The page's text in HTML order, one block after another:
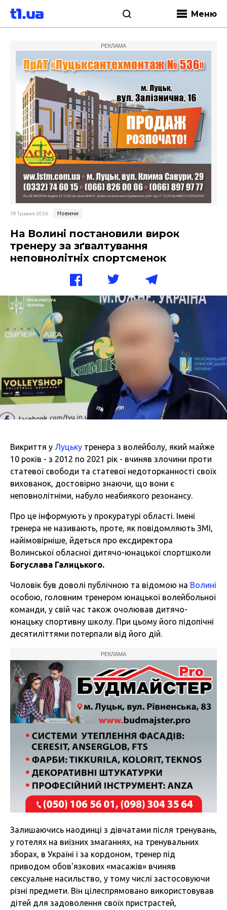
Меню
РЕКЛАМА
19 Травня 2026 Новини
На Волині постановили вирок
тренеру за зґвалтування
неповнолітніх спортсменок
Викриття у Луцьку тренера з волейболу, який майже
10 років - з 2012 по 2021 рік - вчиняв злочини проти
статевої свободи та статевої недоторканності своїх
вихованок, достовірно знаючи, що вони є
неповнолітніми, набуло неабиякого резонансу.
Про це інформують у прокуратурі області. Імені
тренера не називають, проте, як повідомляють ЗМІ,
найімовірніше, йдеться про ексдиректора
Волинської обласної дитячо-юнацької спортшколи
Богуслава Галицького.
Чоловік був доволі публічною та відомою на Волині
особою, головним тренером юнацької волейбольної
команди, у свій час також очолював дитячо-
юнацьку спортивну школу. При цьому його підопічні
десятиліттями потерпали від його дій.
РЕКЛАМА
Залишаючись наодинці з дівчатами після тренувань,
у готелях на виїзних змаганнях, на тренувальних
зборах, в Україні і за кордоном, тренер під
приводом обов'язкових «масажів» вчиняв
сексуальне насильство, у тому числі застосовуючи
різні предмети. Він цілеспрямовано використовував
дітей для задоволення своїх пристрастей,